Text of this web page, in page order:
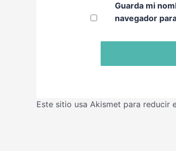
Guarda mi
navegador
Este sitio usa Akismet para reducir